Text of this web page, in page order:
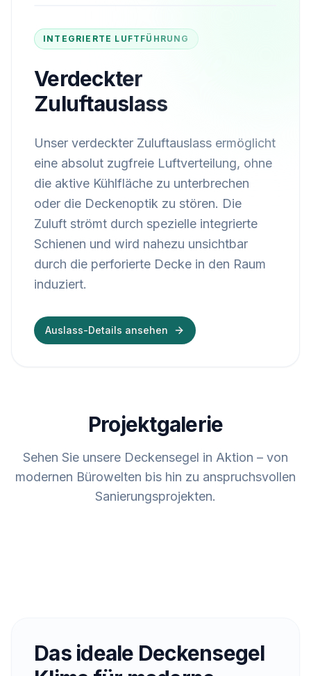
INTEGRIERTE LUFTFÜHRUNG
Verdeckter
Zuluftauslass
Unser verdeckter Zuluftauslass ermöglicht
eine absolut zugfreie Luftverteilung, ohne
die aktive Kühlfläche zu unterbrechen
oder die Deckenoptik zu stören. Die
Zuluft strömt durch spezielle integrierte
Schienen und wird nahezu unsichtbar
durch die perforierte Decke in den Raum
induziert.
Auslass-Details ansehen
Projektgalerie
Sehen Sie unsere Deckensegel in Aktion – von
modernen Bürowelten bis hin zu anspruchsvollen
Sanierungsprojekten.
Das ideale Deckensegel